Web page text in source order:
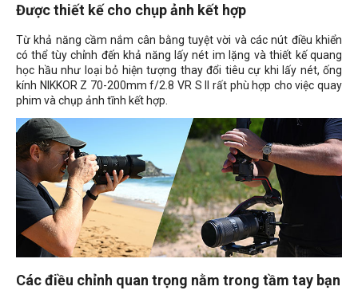
Được thiết kế cho chụp ảnh kết hợp
Từ khả năng cầm nắm cân bằng tuyệt vời và các nút điều khiển
có thể tùy chỉnh đến khả năng lấy nét im lặng và thiết kế quang
học hầu như loại bỏ hiện tượng thay đổi tiêu cự khi lấy nét, ống
kính NIKKOR Z 70-200mm f/2.8 VR S II rất phù hợp cho việc quay
phim và chụp ảnh tĩnh kết hợp.
Các điều chỉnh quan trọng nằm trong tầm tay bạn